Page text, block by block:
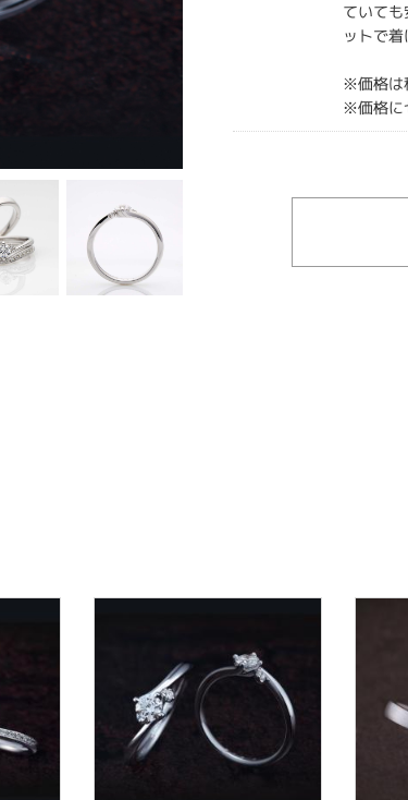
ていて
ットで
※価格は
※価格に